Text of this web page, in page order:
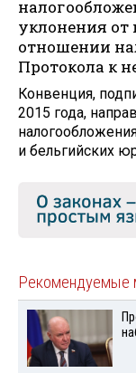
уклонения от
отношении
Протокола к
Конвенция,
2015 года,
и бельгийских
Рекомендуемые